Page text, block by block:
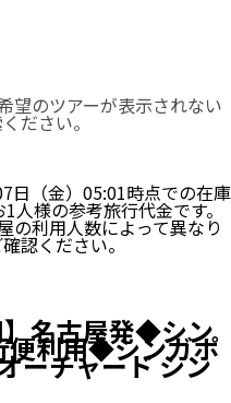
望のツアーが表示されない
ださい。
日（金）05:01時点での在庫
人様の参考旅行代金です。
の利用人数によって異なり
認ください。
名古屋発◆シン
便利用◆シンガポ
チャード シン